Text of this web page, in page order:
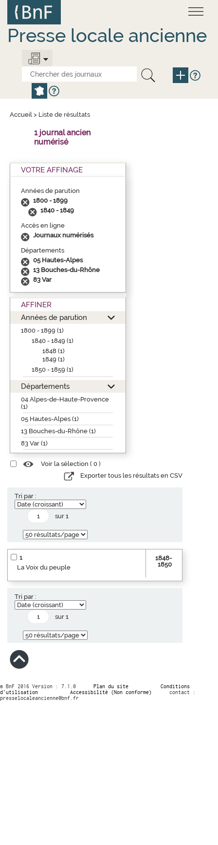
contenu
principal
Presse locale ancienne
Accueil > Liste de résultats
1 journal ancien
numérisé
VOTRE AFFINAGE
Années de parution
1800 - 1899
1840 - 1849
Accès en ligne
Journaux numérisés
Départements
05 Hautes-Alpes
13 Bouches-du-Rhône
83 Var
AFFINER
Années de parution
1800 - 1899 (1)
1840 - 1849 (1)
1848 (1)
1849 (1)
1850 - 1859 (1)
Départements
04 Alpes-de-Haute-Provence
(1)
05 Hautes-Alpes (1)
13 Bouches-du-Rhône (1)
83 Var (1)
Voir la sélection ( 0 )
Exporter tous les résultats en CSV
Tri par :
sur 1
1
La Voix du peuple
1848-
1850
Tri par :
sur 1
© BnF 2016 Version : 7.1.0 Plan du site
Conditions
d’utilisation
Accessibilité (Non conforme)
contact :
presselocaleancienne@bnf.fr
Panneau de gestion des cookies